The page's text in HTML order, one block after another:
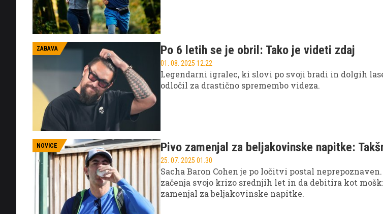
ZABAVA Po 6 letih se je obril: Tako je videti zdaj
01. 08. 2025 12.22
Legendarni igralec, ki slovi po svoji bradi in dolgih
odločil za drastično spremembo videza.
NOVICE Pivo zamenjal za beljakovinske napitke:
25. 07. 2025 01.30
Sacha Baron Cohen je po ločitvi postal
začenja svojo krizo srednjih let in da debitira kot
zamenjal za beljakovinske napitke.